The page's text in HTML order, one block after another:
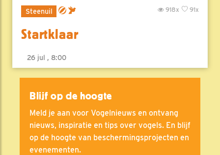
Steenuil 91x
918x
Startklaar
26 jul , 8:00
Blijf op de hoogte
Meld je aan voor Vogelnieuws en ontvang
nieuws, inspiratie en tips over vogels. En blijf
op de hoogte van beschermingsprojecten en
evenementen.